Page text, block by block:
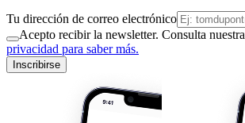
Tu dirección de correo electrónico
Acepto recibir la newsletter. Consulta nuestra
privacidad para saber más.
Inscribirse